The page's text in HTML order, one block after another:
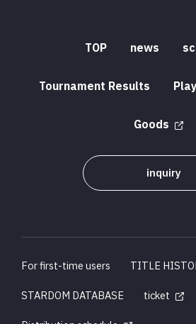
TOP news
Tournament Results
Goods
inquiry
For first-time users
TITLE
STARDOM DATABASE
ticket